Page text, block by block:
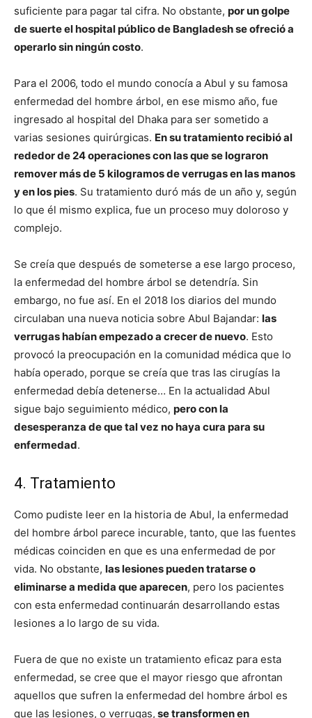
suficiente para pagar tal cifra. No obstante, por un golpe
de suerte el hospital público de Bangladesh se ofreció a
operarlo sin ningún costo.
Para el 2006, todo el mundo conocía a Abul y su famosa
enfermedad del hombre árbol, en ese mismo año, fue
ingresado al hospital del Dhaka para ser sometido a
varias sesiones quirúrgicas. En su tratamiento recibió al
rededor de 24 operaciones con las que se lograron
remover más de 5 kilogramos de verrugas en las manos
y en los pies. Su tratamiento duró más de un año y, según
lo que él mismo explica, fue un proceso muy doloroso y
complejo.
Se creía que después de someterse a ese largo proceso,
la enfermedad del hombre árbol se detendría. Sin
embargo, no fue así. En el 2018 los diarios del mundo
circulaban una nueva noticia sobre Abul Bajandar: las
verrugas habían empezado a crecer de nuevo. Esto
provocó la preocupación en la comunidad médica que lo
había operado, porque se creía que tras las cirugías la
enfermedad debía detenerse… En la actualidad Abul
sigue bajo seguimiento médico, pero con la
desesperanza de que tal vez no haya cura para su
enfermedad.
4. Tratamiento
Como pudiste leer en la historia de Abul, la enfermedad
del hombre árbol parece incurable, tanto, que las fuentes
médicas coinciden en que es una enfermedad de por
vida. No obstante, las lesiones pueden tratarse o
eliminarse a medida que aparecen, pero los pacientes
con esta enfermedad continuarán desarrollando estas
lesiones a lo largo de su vida.
Fuera de que no existe un tratamiento eficaz para esta
enfermedad, se cree que el mayor riesgo que afrontan
aquellos que sufren la enfermedad del hombre árbol es
que las lesiones, o verrugas, se transformen en